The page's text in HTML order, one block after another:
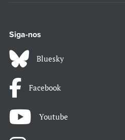
Siga-nos
Bluesky
Facebook
Youtube